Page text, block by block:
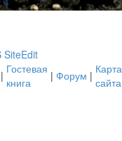
| Гостевая
книга
| Форум | Карта
сайта